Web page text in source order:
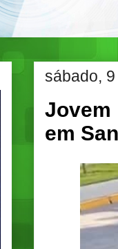
sábado,
Jovem
em